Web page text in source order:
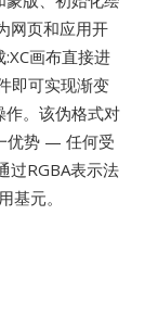
网页和应用开
画布直接进
即可实现渐变
作。该伪格式对
优势 — 任何受
过RGBA表示法
基元。